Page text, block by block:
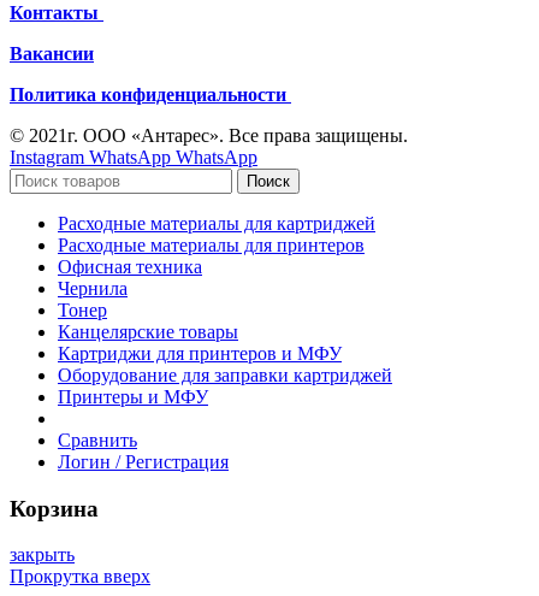
Контакты
Вакансии
Политика конфиденциальности
© 2021г. ООО «Антарес». Все права защищены.
Instagram WhatsApp WhatsApp
Поиск
Расходные материалы для картриджей
Расходные материалы для принтеров
Офисная техника
Чернила
Тонер
Канцелярские товары
Картриджи для принтеров и МФУ
Оборудование для заправки картриджей
Принтеры и МФУ
Сравнить
Логин / Регистрация
Корзина
закрыть
Прокрутка вверх